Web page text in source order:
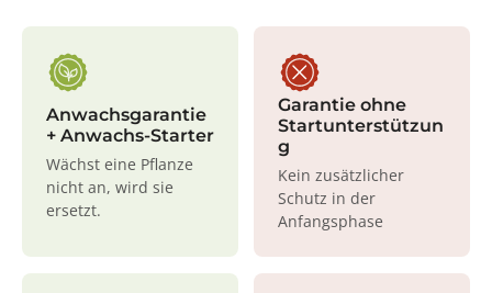
Anwachsgarantie
+ Anwachs-Starter
Wächst eine Pflanze
nicht an, wird sie
ersetzt.
Garantie ohne
Startunterstützun
g
Kein zusätzlicher
Schutz in der
Anfangsphase